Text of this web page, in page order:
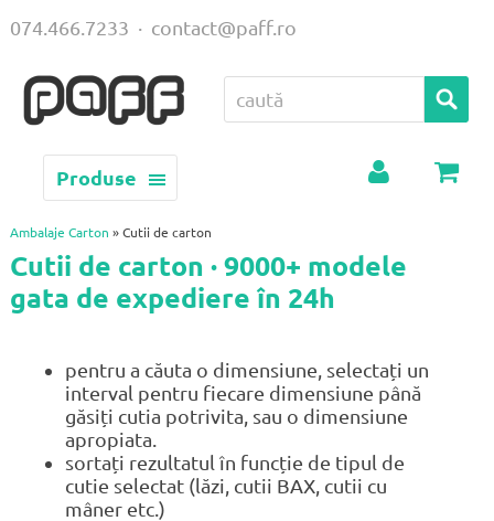
Produse
074.466.7233 · contact@paff.ro
Ambalaje Carton » Cutii de carton
Cutii de carton · 9000+ modele
gata de expediere în 24h
pentru a căuta o dimensiune, selectați un
interval pentru fiecare dimensiune până
găsiți cutia potrivita, sau o dimensiune
apropiata.
sortați rezultatul în funcție de tipul de
cutie selectat (lăzi, cutii BAX, cutii cu
mâner etc.)